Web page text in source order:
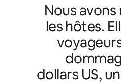
Nous
les hôtes.
dollars US,